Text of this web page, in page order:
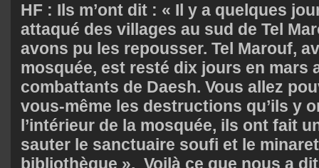
HF : Ils m’ont dit : « Il y a quelques
attaqué des villages au sud de Tel
avons pu les repousser. Tel Marouf,
mosquée, est resté dix jours en mars
combattants de Daesh. Vous allez
vous-même les destructions qu’ils y
l’intérieur de la mosquée, ils ont fait
sauter le sanctuaire soufi et le
bibliothèque ». Voilà ce que nous a